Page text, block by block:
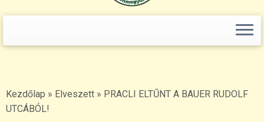
to
Kezdőlap » Elveszett » PRACLI ELTŰNT A BAUER RUDOLF
UTCÁBÓL!